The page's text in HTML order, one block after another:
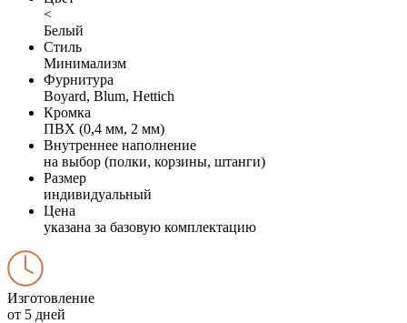
<
Белый
Стиль
Минимализм
Фурнитура
Boyard, Blum, Hettich
Кромка
ПВХ (0,4 мм, 2 мм)
Внутреннее наполнение
на выбор (полки, корзины, штанги)
Размер
индивидуальный
Цена
указана за базовую комплектацию
Изготовление
от 5 дней